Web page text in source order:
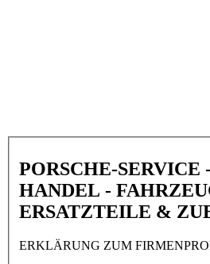
PORSCHE-SERVICE
HANDEL -
ERSATZTEILE &
ERKLÄRUNG ZUM